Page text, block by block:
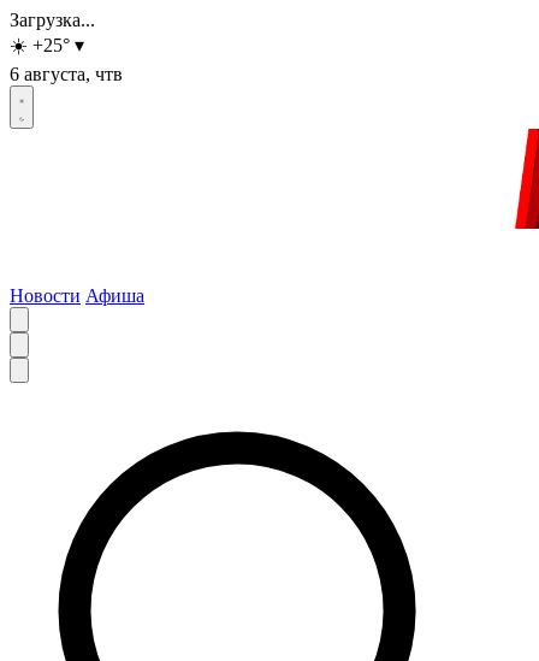
Загрузка...
☀️ +25° ▾
6 августа, чтв
Новости Афиша